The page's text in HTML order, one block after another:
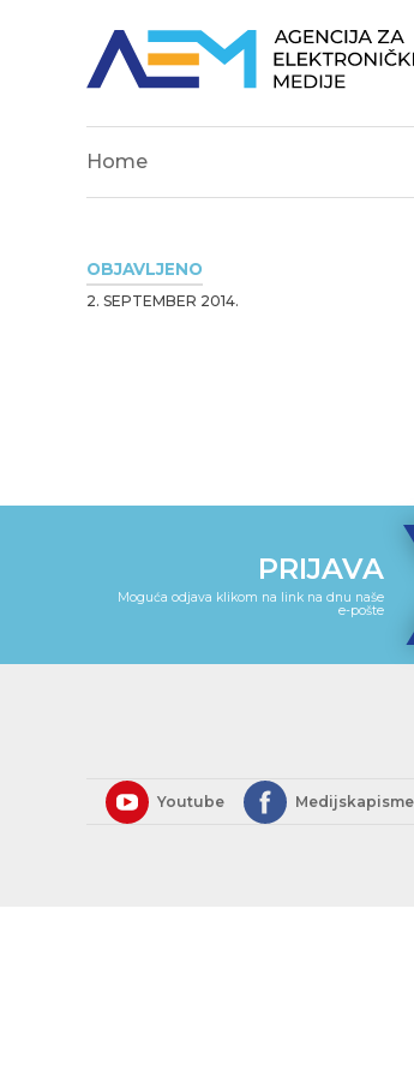
Home
OBJAVLJENO
2. SEPTEMBER 2014.
PRIJAVA
Moguća odjava klikom na link na dnu naše
e-pošte
Youtube